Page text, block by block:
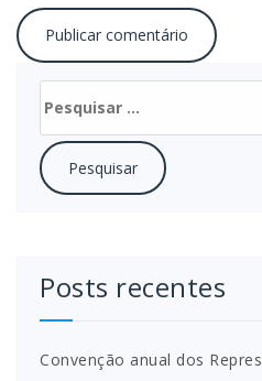
por:
Posts recentes
Convenção anual dos